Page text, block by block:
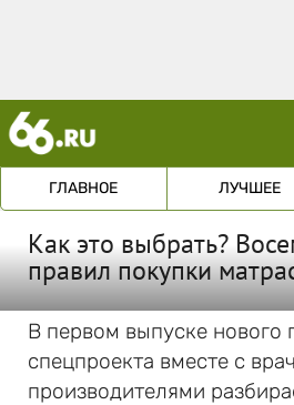
ГЛАВНОЕ ЛУЧШЕЕ
Как это выбрать?
правил покупки
В первом выпуске нового
спецпроекта вместе с
производителями